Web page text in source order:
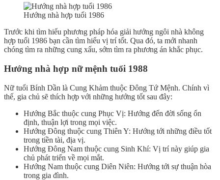
Hướng nhà hợp tuổi 1986
Trước khi tìm hiểu phương pháp hóa giải hướng ngôi nhà không
hợp tuổi 1986 bạn cần tìm hiểu vị trí tốt. Qua đó, ta mới nhanh
chóng tìm ra những cung xấu, sớm tìm ra phương án khắc phục.
Hướng nhà hợp nữ mệnh tuổi 1988
Nữ tuổi Bính Dần là Cung Khảm thuộc Đông Tứ Mệnh. Chính vì
thế, gia chủ sẽ thích hợp với những hướng tốt sau đây:
Hướng Bắc thuộc cung Phục Vị: Hướng đến đời sống ổn
định, thuận lợi trong mọi việc.
Hướng Đông thuộc cung Thiên Y: Hướng tới những điều tốt
trong tiền tài, địa vị.
Hướng Đông Nam thuộc cung Sinh Khí: Vị trí này giúp gia
chủ phát triển về mọi mắt.
Hướng Nam thuộc cung Diên Niên: Hướng tới sự thuận hòa
trong gia đình.